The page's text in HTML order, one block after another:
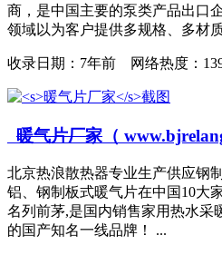
商，是中国主要的泵类产品出口
领域以为客户提供多规格、多材
收录日期： 7年前 网络热度：
暖气片厂家 （
北京热浪散热器专业生产供应钢
铝、钢制板式暖气片在中国10大
名列前茅,是国内销售家用热水采
的国产知名一线品牌！ ...